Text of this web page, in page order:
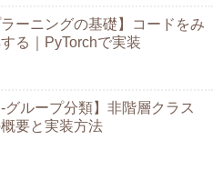
ラーニングの基礎】コードをみ
る｜PyTorchで実装
-グループ分類】非階層クラス
要と実装方法